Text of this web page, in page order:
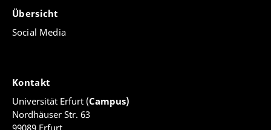
Übersicht
Social Media
Kontakt
Universität Erfurt (Campus)
Nordhäuser Str. 63
99089 Erfurt